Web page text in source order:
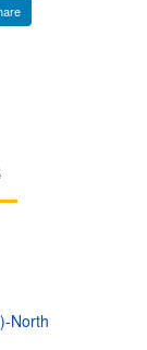
North